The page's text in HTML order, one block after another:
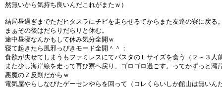
然無いから気持ち良いんだこれがまたｗ）
結局昼過ぎまでただヒタスラにチビを走らせるてからまた友達の寮に戻る
まぁその後はだらりだらりと休む。
途中昼寝なんかもして休み気分全開ｗ
寝て起きたら風邪っぴきモード全開＾＾；
食欲が失せてしまうもファミレスにてパスタのＬサイズを食う（２～３人
また少し海岸線を走って再び寮へ戻り、ゴロゴロ過ごす。ってかずっと湾
悪魔のＺ反則だからｗ
電気屋やらしなびたゲーセンやらを回って（コレくらいしか館山は無いん